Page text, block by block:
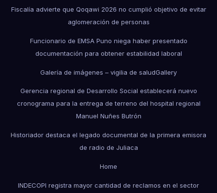
Fiscalía advierte que Qoqawi 2026 no cumplió objetivo de evitar
aglomeración de personas
Funcionario de EMSA Puno niega haber presentado
documentación para obtener estabilidad laboral
Galería de imágenes – vigilia de saludGallery
Gerencia regional de Desarrollo Social establecerá nuevo
cronograma para la entrega de terreno del hospital regional
Manuel Nuñes Butrón
Historiador destaca el legado documental de la primera emisora
de radio de Juliaca
Home
INDECOPI registra mayor cantidad de reclamos en el sector